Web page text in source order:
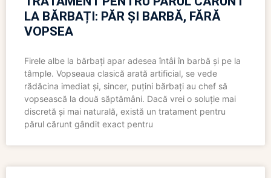
LA BĂRBAȚI: PĂR ȘI BARBĂ, FĂRĂ
VOPSEA
Firele albe la bărbați apar adesea întâi în barbă și pe la
tâmple. Vopseaua clasică arată artificial, se vede
rădăcina imediat și, sincer, puțini bărbați au chef să
vopsească la două săptămâni. Dacă vrei o soluție mai
discretă și mai naturală, există un tratament pentru
părul cărunt gândit exact pentru